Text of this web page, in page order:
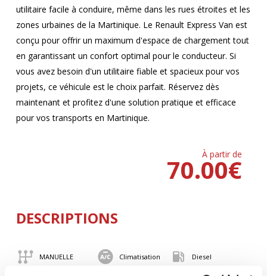
utilitaire facile à conduire, même dans les rues étroites et les
zones urbaines de la Martinique. Le Renault Express Van est
conçu pour offrir un maximum d'espace de chargement tout
en garantissant un confort optimal pour le conducteur. Si
vous avez besoin d'un utilitaire fiable et spacieux pour vos
projets, ce véhicule est le choix parfait. Réservez dès
maintenant et profitez d'une solution pratique et efficace
pour vos transports en Martinique.
À partir de
€
70.00
DESCRIPTIONS
MANUELLE Climatisation Diesel